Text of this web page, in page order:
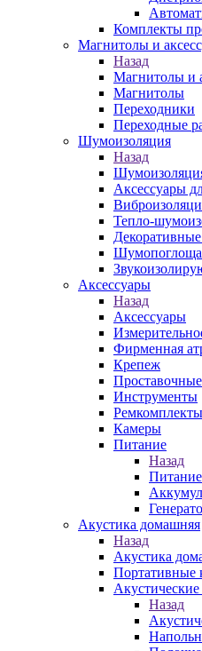
Комплекты
Магнитолы и
Назад
Магнитолы и
Магнитолы
Переходники
Переходные
Шумоизоляция
Назад
Аксессуары
Тепло-
Аксессуары
Назад
Аксессуары
Фирменная
Крепеж
Инструменты
Ремкомплекты
Камеры
Питание
Назад
Питание
Акустика домашняя
Назад
Акустика
Портативные
Назад